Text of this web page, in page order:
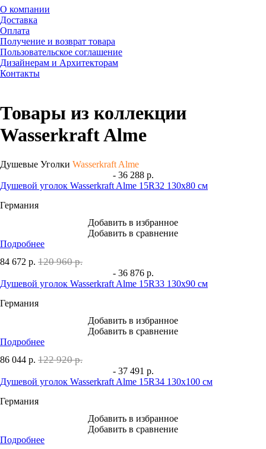
О компании
Доставка
Оплата
Получение и возврат товара
Пользовательское соглашение
Дизайнерам и Архитекторам
Контакты
Товары из коллекции
Wasserkraft Alme
Душевые Уголки Wasserkraft Alme
- 36 288 р.
Душевой уголок Wasserkraft Alme 15R32 130x80 см
Германия
Добавить в избранное
Добавить в сравнение
Подробнее
84 672 р. 120 960 р.
- 36 876 р.
Душевой уголок Wasserkraft Alme 15R33 130x90 см
Германия
Добавить в избранное
Добавить в сравнение
Подробнее
86 044 р. 122 920 р.
- 37 491 р.
Душевой уголок Wasserkraft Alme 15R34 130x100 см
Германия
Добавить в избранное
Добавить в сравнение
Подробнее